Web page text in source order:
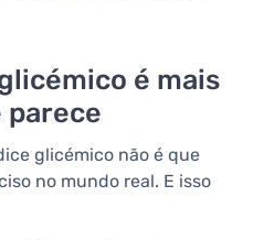
é mais
parece
glicémico não é que
no mundo real. E isso